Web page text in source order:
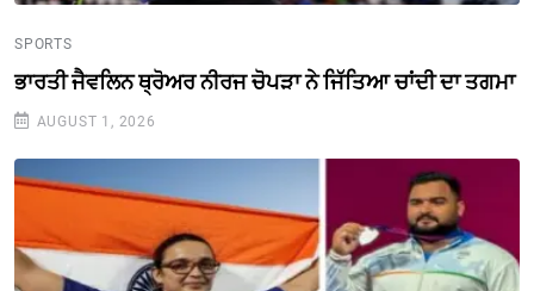
SPORTS
ਭਾਰਤੀ ਜੈਵਲਿਨ ਥ੍ਰੋਅਰ ਨੀਰਜ ਚੋਪੜਾ ਨੇ ਜਿੱਤਿਆ ਚਾਂਦੀ ਦਾ ਤਗਮਾ
AUGUST 1, 2026